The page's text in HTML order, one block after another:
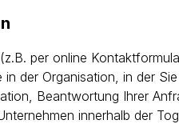
per online
der Organisation, in der
Beantwortung Ihrer
innerhalb der